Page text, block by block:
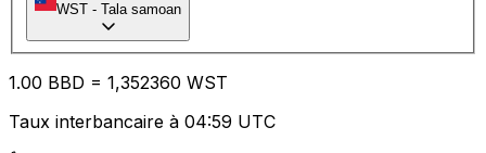
WST - Tala samoan
1.00 BBD = 1,352360 WST
Taux interbancaire à 04:59 UTC